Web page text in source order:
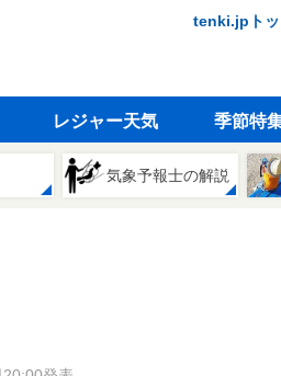
tenki.jpト
レジャー天気 季節特
気象予報士の解説